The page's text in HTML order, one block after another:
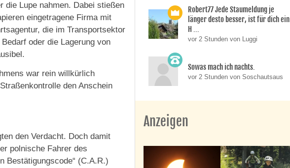
die Lupe nahmen. Dabei stießen
eingetragene Firma mit
die im Transportsektor
oder die Lagerung von
war rein willkürlich
den Anschein
den Verdacht. Doch damit
polnische Fahrer des
Bestätigungscode“ (C.A.R.)
Robert77 Jede Staumeldung je
länger desto besser, ist für dich ein
H ...
vor 2 Stunden von Luggi
Sowas mach ich nachts.
vor 2 Stunden von Soschautsaus
Anzeigen